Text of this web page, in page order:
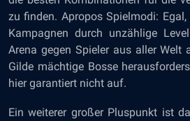
zu finden. Apropos Spielmodi:
Kampagnen durch unzählige
Arena gegen Spieler aus aller Welt
Gilde mächtige Bosse
hier garantiert nicht auf.
Ein weiterer großer Pluspunkt ist